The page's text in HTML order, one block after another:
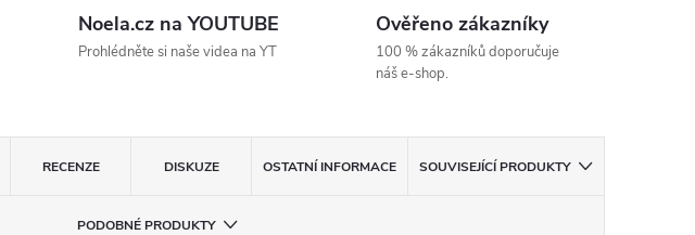
Noela.cz na YOUTUBE
Prohlédněte si naše videa na YT
Ověřeno zákazníky
100 % zákazníků doporučuje
náš e-shop.
RECENZE DISKUZE OSTATNÍ INFORMACE SOUVISEJÍCÍ PRODUKTY
PODOBNÉ PRODUKTY